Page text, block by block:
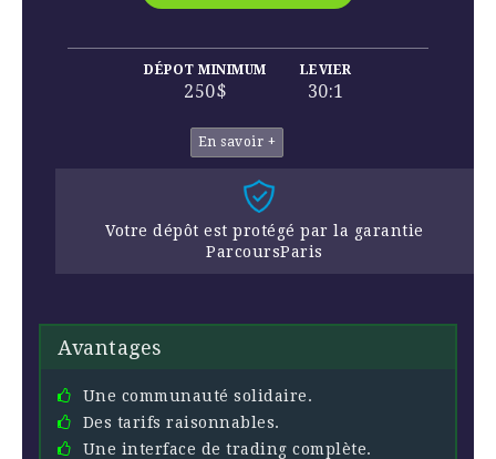
DÉPOT MINIMUM
250$
LEVIER
30:1
En savoir +
Votre dépôt est protégé par la garantie
ParcoursParis
Avantages
Une communauté solidaire.
Des tarifs raisonnables.
Une interface de trading complète.